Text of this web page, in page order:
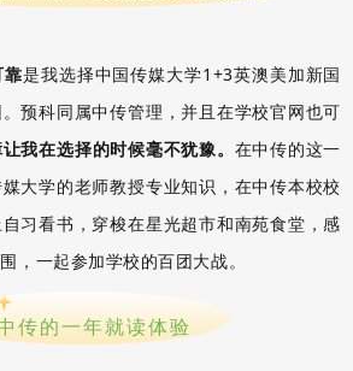
靠是我选择中国传媒大学1+3英澳美加新国
预科同属中传管理，并且在学校官网也可
我在选择的时候毫不犹豫。 在中传的这一
大学的老师教授专业知识，在中传本校校
习看书，穿梭在星光超市和南苑食堂，感
，一起参加学校的百团大战。
传的一年就读体验